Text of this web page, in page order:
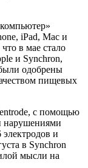
iPad, Mac и
в мае стало
и Synchron,
одобрены
пищевых
с помощью
нарушениями
и
в Synchron
мысли на